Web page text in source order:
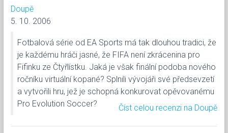
Doupě
5. 10. 2006
Fotbalová série od EA Sports má tak dlouhou tradici, že
je každému hráči jasné, že FIFA není zkrácenina pro
Fifinku ze Čtyřlístku. Jaká je však finální podoba nového
ročníku virtuální kopané? Splnili vývojáři své předsevzetí
a vytvořili hru, jež je schopná konkurovat opěvovanému
Pro Evolution Soccer?
Číst celou recenzi na Doupě